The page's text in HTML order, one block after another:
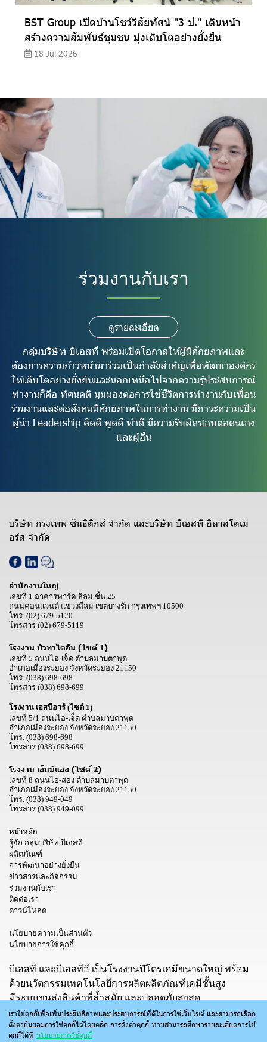
BST Group เปิดบ้านโชว์วิสัยทัศน์ "3 ป." เดินหน้า
สร้างความสัมพันธ์ชุมชน มุ่งเติบโตอย่างยั่งยืน
18 Jul 2026
ร่วมงานกับเรา
ดูรายละเอียด
กลุ่มบริษัท บีเอสที พร้อมเปิดโอกาสให้ผู้มีศักยภาพและ
ต้องการความก้าวหน้ามาร่วมเป็นกำลังสำคัญเพื่อพัฒนาองค์กร
ให้เติบโตอย่างยั่งยืนและนอกเหนือไปจากความรู้ประสบการณ์
ทำงานก็คือ ทัศนคติ มุมมองต่อการใช้ชีวิตการทำงานกับเพื่อน
ร่วมงานและต่อสังคมมีศักยภาพในการทำงาน มีภาวะความเป็น
ผู้นำ Leadership คิดดี พูดดี ทำดี มีความรับผิดชอบต่อตนเอง
และผู้อื่น
บริษัท กรุงเทพ ซินธิติกส์ จำกัด และบริษัท บีเอสที อิลาสโตเม
อร์ส จำกัด
สำนักงานใหญ่
เลขที่ 1 อาคารพาร์ค สีลม ชั้น 25
ถนนคอนแวนต์ แขวงสีลม เขตบางรัก กรุงเทพฯ 10500
โทร. (02) 679-5120
โทรสาร (02) 679-5119
โรงงาน บิวทาไดอีน (ไซต์ 1)
เลขที่ 5 ถนนไอ-เจ็ด ตำบลมาบตาพุด
อำเภอเมืองระยอง จังหวัดระยอง 21150
โทร. (038) 698-698
โทรสาร (038) 698-699
โรงงาน เอสบีอาร์ (ไซต์ 1)
เลขที่ 5/1 ถนนไอ-เจ็ด ตำบลมาบตาพุด
อำเภอเมืองระยอง จังหวัดระยอง 21150
โทร. (038) 698-698
โทรสาร (038) 698-699
โรงงาน เอ็นบีแอล (ไซต์ 2)
เลขที่ 8 ถนนไอ-สอง ตำบลมาบตาพุด
อำเภอเมืองระยอง จังหวัดระยอง 21150
โทร. (038) 949-049
โทรสาร (038) 949-099
หน้าหลัก
รู้จัก กลุ่มบริษัท บีเอสที
ผลิตภัณฑ์
การพัฒนาอย่างยั่งยืน
ข่าวสารและกิจกรรม
ร่วมงานกับเรา
ติดต่อเรา
ดาวน์โหลด
นโยบายความเป็นส่วนตัว
นโยบายการใช้คุกกี้
บีเอสที และบีเอสทีอี เป็นโรงงานปิโตรเคมีขนาดใหญ่ พร้อม
ด้วยนวัตกรรมเทคโนโลยีการผลิตผลิตภัณฑ์เคมีชั้นสูง
มีระบบขนส่งสินค้าที่ล้ำสมัย และปลอดภัยสูงสุด
เราใช้คุกกี้เพื่อเพิ่มประสิทธิภาพและประสบการณ์ที่ดีในการใช้เว็บไซต์ และสามารถเลือก
ตั้งค่ายินยอมการใช้คุกกี้ได้โดยคลิก การตั้งค่าคุกกี้ ท่านสามารถศึกษารายละเอียดการใช้
คุกกี้ได้ที่ นโยบายการใช้คุกกี้